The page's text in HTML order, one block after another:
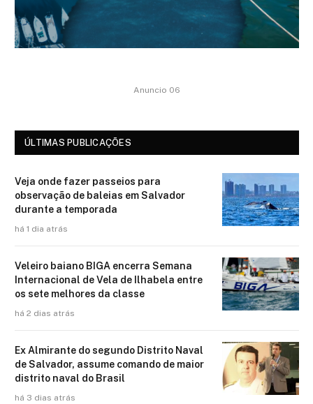
Anuncio 06
ÚLTIMAS PUBLICAÇÕES
Veja onde fazer passeios para
observação de baleias em Salvador
durante a temporada
há 1 dia atrás
Veleiro baiano BIGA encerra Semana
Internacional de Vela de Ilhabela entre
os sete melhores da classe
há 2 dias atrás
Ex Almirante do segundo Distrito Naval
de Salvador, assume comando de maior
distrito naval do Brasil
há 3 dias atrás